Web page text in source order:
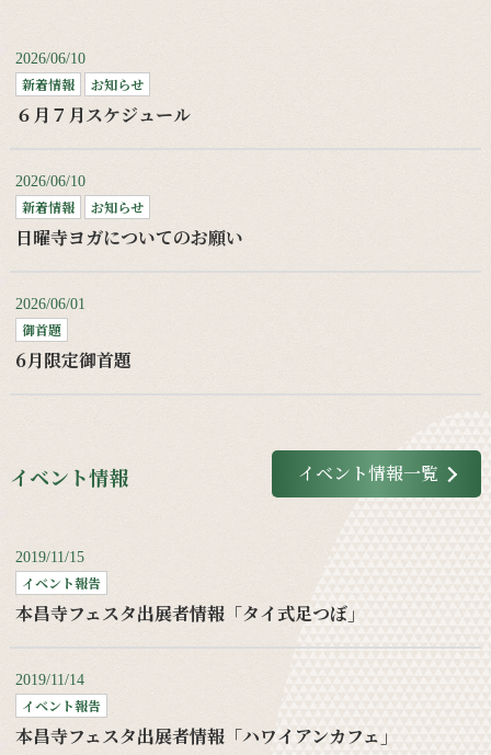
2026/06/10
新着情報 お知らせ
６月７月スケジュール
2026/06/10
新着情報 お知らせ
日曜寺ヨガについてのお願い
2026/06/01
御首題
6月限定御首題
イベント情報 イベント情報一覧
2019/11/15
イベント報告
本昌寺フェスタ出展者情報「タイ式足つぼ」
2019/11/14
イベント報告
本昌寺フェスタ出展者情報「ハワイアンカフェ」